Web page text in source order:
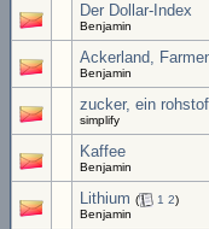
Der Dollar-Index
Benjamin
Ackerland,
Benjamin
zucker, ein
simplify
Kaffee
Benjamin
Lithium ( 1 2)
Benjamin